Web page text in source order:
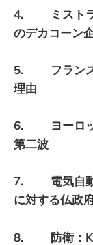
4. ミストラ
のデカコーン
5. フランス
理由
6. ヨーロッ
第二波
7. 電気自動
に対する仏政
8. 防衛：